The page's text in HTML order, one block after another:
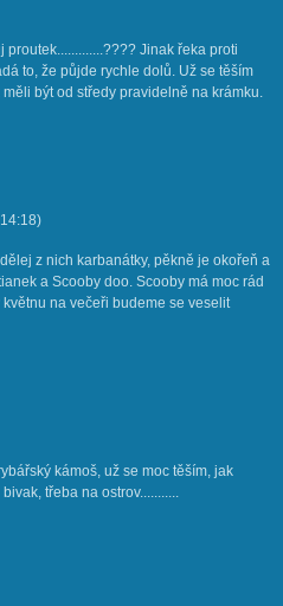
Jinak řeka proti
to, že půjde rychle dolů. Už se těším
být od středy pravidelně na krámku.
14:18)
z nich karbanátky, pěkně je okořeň a
a Scooby doo. Scooby má moc rád
na večeři budeme se veselit
kámoš, už se moc těším, jak
třeba na ostrov...........